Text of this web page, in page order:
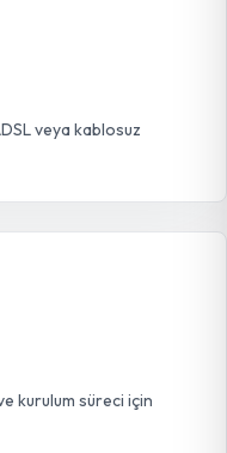
veya kablosuz
kurulum süreci için